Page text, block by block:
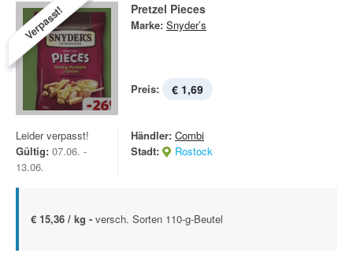
Verpasst! Pretzel Pieces
Marke: Snyder’s
Preis: € 1,69
Leider verpasst!
Gültig: 07.06. -
13.06.
Händler: Combi
Stadt:
Rostock
€ 15,36 / kg - versch. Sorten 110-g-Beutel